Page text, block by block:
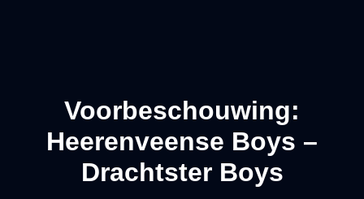
Voorbeschouwing:
Heerenveense Boys –
Drachtster Boys